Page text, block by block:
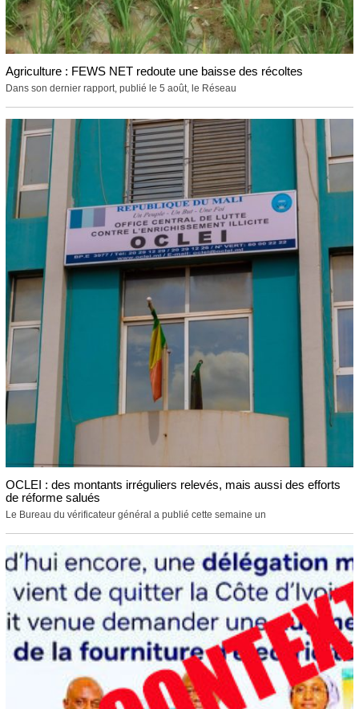
Agriculture : FEWS NET redoute une baisse des récoltes
Dans son dernier rapport, publié le 5 août, le Réseau
OCLEI : des montants irréguliers relevés, mais aussi des efforts
de réforme salués
Le Bureau du vérificateur général a publié cette semaine un